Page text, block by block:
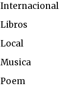
Internacional
Libros
Local
Musica
Poem